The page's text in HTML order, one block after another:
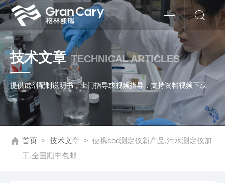
技术文章 TECHNICAL ARTICLES
提供试剂配制说明书，上门指导或视频指导，支持资料视频下载
首页 > 技术文章 > 便携cod测定仪新产品,污水测定仪加
工,全国顺丰包邮